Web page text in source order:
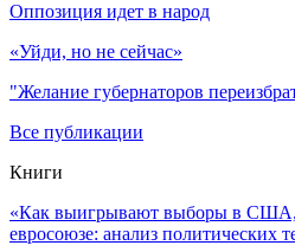
Оппозиция идет в народ
«Уйди, но не сейчас»
"Желание губернаторов
Все публикации
Книги
«Как выигрывают выборы в США,
евросоюзе: анализ политических